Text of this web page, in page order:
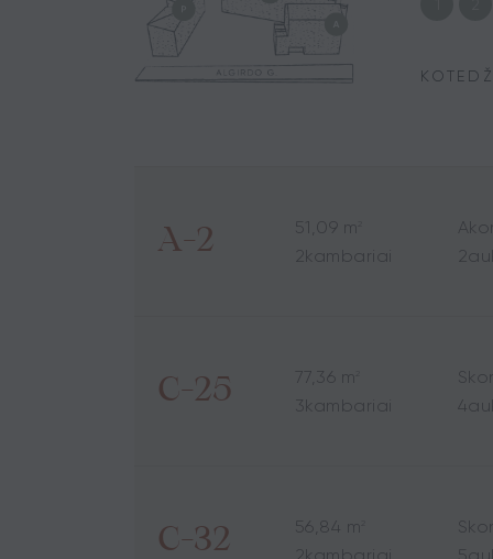
A-2 51,09 m
2 kambariai
A
2
C-25 77,36 m
3kambariai
4
C-32 56,84 m